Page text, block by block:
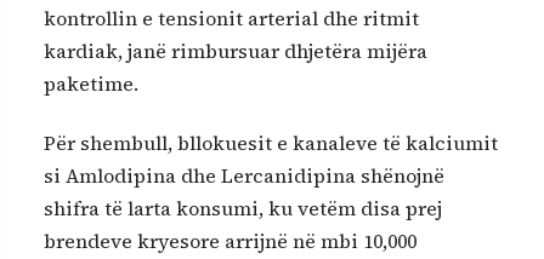
kontrollin e tensionit arterial dhe ritmit
kardiak, janë rimbursuar dhjetëra mijëra
paketime.
Për shembull, bllokuesit e kanaleve të kalciumit
si Amlodipina dhe Lercanidipina shënojnë
shifra të larta konsumi, ku vetëm disa prej
brendeve kryesore arrijnë në mbi 10,000